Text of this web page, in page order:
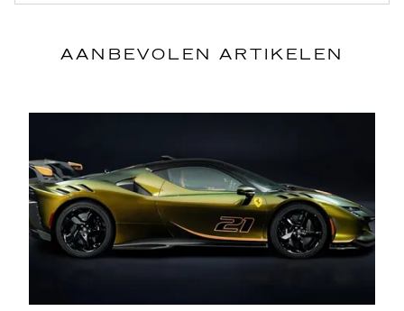
AANBEVOLEN ARTIKELEN